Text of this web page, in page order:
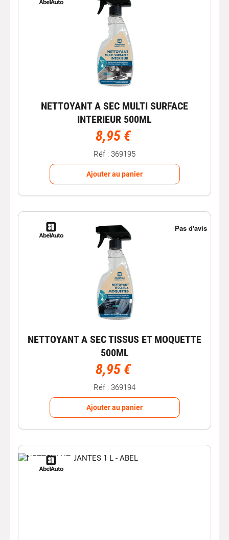
NETTOYANT A SEC MULTI SURFACE
INTERIEUR 500ML
8,95 €
Réf : 369195
Ajouter au panier
NETTOYANT A SEC TISSUS ET MOQUETTE
500ML
8,95 €
Réf : 369194
Ajouter au panier